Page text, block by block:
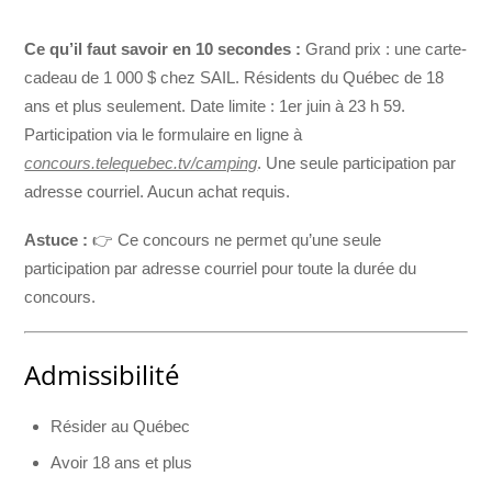
Ce qu’il faut savoir en 10 secondes : Grand prix : une carte‐
cadeau de 1 000 $ chez SAIL. Résidents du Québec de 18
ans et plus seulement. Date limite : 1er juin à 23 h 59.
Participation via le formulaire en ligne à
concours.telequebec.tv/camping. Une seule participation par
adresse courriel. Aucun achat requis.
Astuce : 👉 Ce concours ne permet qu’une seule
participation par adresse courriel pour toute la durée du
concours.
Admissibilité
Résider au Québec
Avoir 18 ans et plus